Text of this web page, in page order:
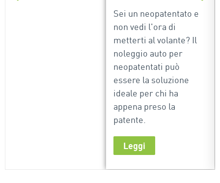
Sei un neopatentato e
non vedi l'ora di
metterti al volante? Il
noleggio auto per
neopatentati può
essere la soluzione
ideale per chi ha
appena preso la
patente.
Leggi